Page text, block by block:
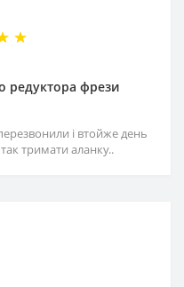
редуктора фрези
і втойже день
тримати аланку..